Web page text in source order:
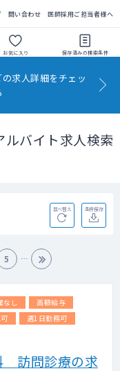
問い合わせ 医師採用ご担当者様へ
お気に入り 保存済みの検索条件
求人詳細をチェッ
バイト求人検索
並べ替え 条件保存
5
なし
高額給与
週1日勤務可
訪問診療の求